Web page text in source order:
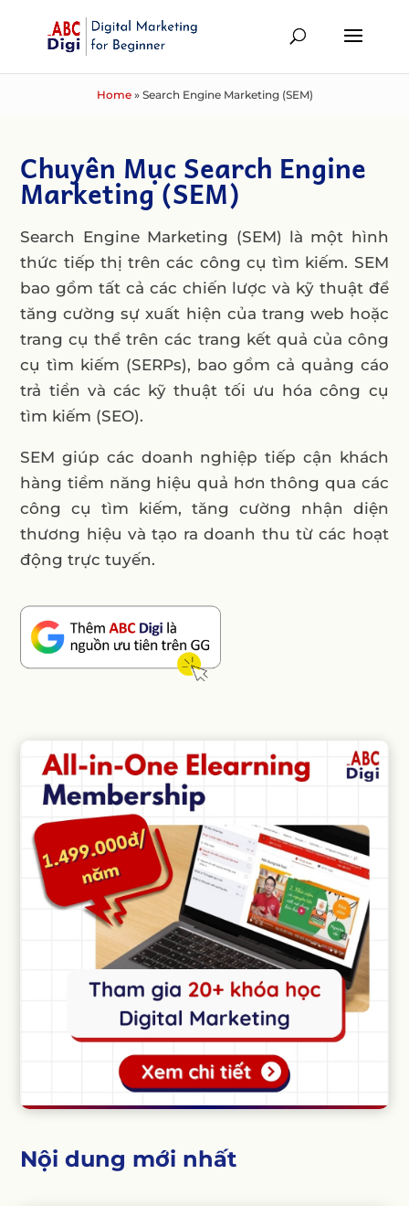
Home» Search Engine Marketing (SEM)
Chuyên Mục Search Engine
Marketing (SEM)
Search Engine Marketing (SEM) là một hình
thức tiếp thị trên các công cụ tìm kiếm. SEM
bao gồm tất cả các chiến lược và kỹ thuật để
tăng cường sự xuất hiện của trang web hoặc
trang cụ thể trên các trang kết quả của công
cụ tìm kiếm (SERPs), bao gồm cả quảng cáo
trả tiền và các kỹ thuật tối ưu hóa công cụ
tìm kiếm (SEO).
SEM giúp các doanh nghiệp tiếp cận khách
hàng tiềm năng hiệu quả hơn thông qua các
công cụ tìm kiếm, tăng cường nhận diện
thương hiệu và tạo ra doanh thu từ các hoạt
động trực tuyến.
Nội dung mới nhất